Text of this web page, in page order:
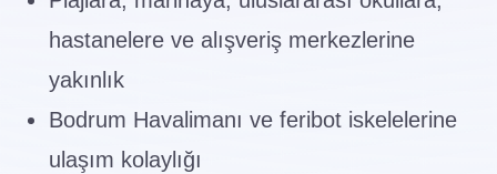
hastanelere ve alışveriş merkezlerine
yakınlık
Bodrum Havalimanı ve feribot iskelelerine
ulaşım kolaylığı